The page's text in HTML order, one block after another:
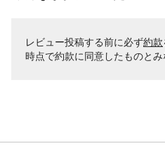
レビュー投稿する前に必ず約款
時点で約款に同意したものとみ